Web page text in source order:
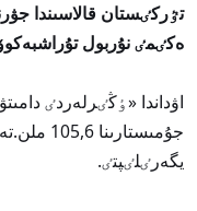
تٷركٸستان قالاسىندا
ەكٸمٸ نۇربول
اۋداندا «ٶڭٸرلەردٸ
يگەرٸلٸپتٸ.